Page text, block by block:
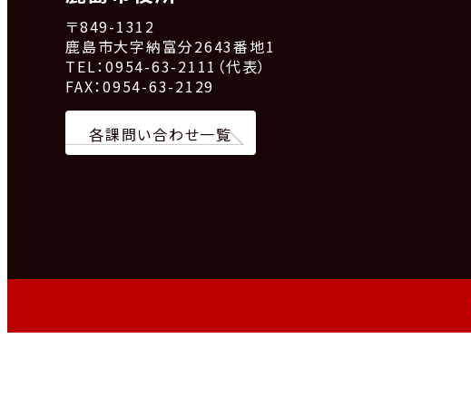
〒849-1312
鹿島市大字納富分2643番地1
TEL：0954-63-2111（代表）
FAX：0954-63-2129
各課問い合わせ一覧